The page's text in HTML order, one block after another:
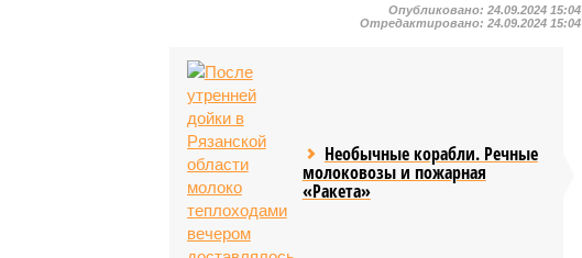
Опубликовано:24.09.2024 15:04
Отредактировано:24.09.2024 15:04
Необычные корабли. Речные
молоковозы и пожарная
«Ракета»